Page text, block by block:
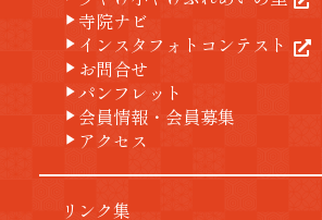
play_arrow 寺院ナビ
play_arrow インスタフォトコンテスト
play_arrow お問合せ
play_arrowパンフレット
play_arrow 会員情報・会員募集
play_arrow アクセス
リンク集